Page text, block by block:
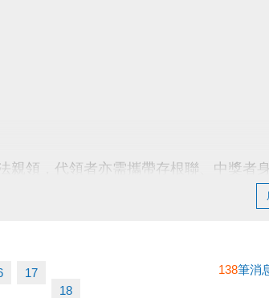
領，代領者亦需攜帶存根聯、中獎者
退費折換現金，但可轉班至有開課成功
獎則視同同意提供本人資料，可請櫃
17
18
138筆消